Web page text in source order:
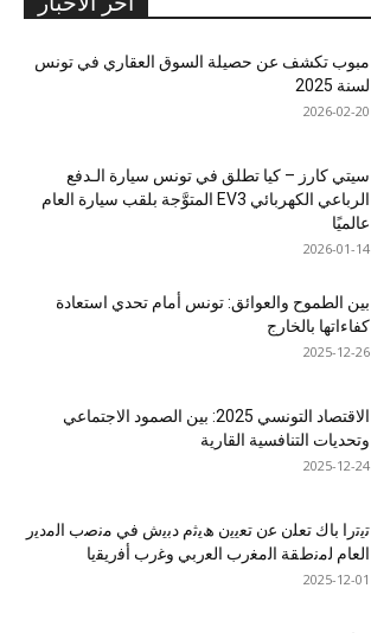
مبوب تكشف عن حصيلة السوق العقاري في تونس
لسنة 2025
2026-02-20
سيتي كارز – كيا تطلق في تونس سيارة الـدفع
الرباعي الكهربائي EV3 المتوَّجة بلقب سيارة العام
عالميًا
2026-01-14
بين الطموح والعوائق: تونس أمام تحدي استعادة
كفاءاتها بالخارج
2025-12-26
الاقتصاد التونسي 2025: بين الصمود الاجتماعي
وتحديات التنافسية القارية
2025-12-24
ﺗﯾﺗرا ﺑﺎك ﺗﻌﻠن ﻋن ﺗﻌﯾﯾن ھﯾﺛم دﺑﯾش ﻓﻲ ﻣﻧﺻب اﻟﻣدﯾر
اﻟﻌﺎم ﻟﻣﻧطﻘﺔ اﻟﻣﻐرب اﻟﻌرﺑﻲ وﻏرب أﻓرﯾﻘﯾﺎ
2025-12-01